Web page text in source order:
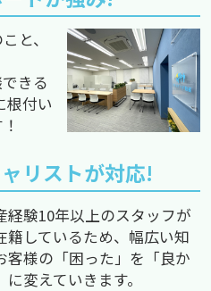
と、
きる
根付い
リストが対応!
経験10年以上のスタッフが
籍しているため、幅広い知
客様の「困った」を「良か
に変えていきます。